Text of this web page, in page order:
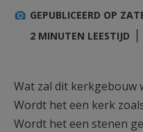
STARTPAGINA
MIJN PAROCHIE
GEPUBLICEERD OP
2 MINUTEN LEESTIJD
Wat zal dit kerkgebouw
Wordt het een kerk
Wordt het een stenen